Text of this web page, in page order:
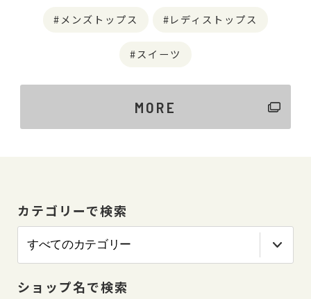
メンズトップス レディストップス
スイーツ
MORE
カテゴリーで検索
ショップ名で検索